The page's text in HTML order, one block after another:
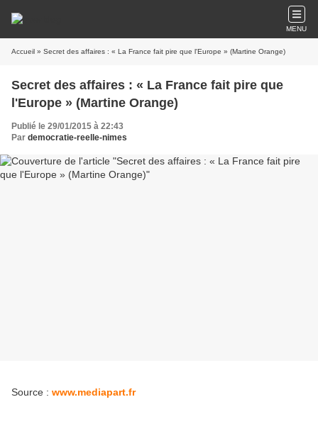
MENU
Accueil » Secret des affaires : « La France fait pire que l'Europe » (Martine Orange)
Secret des affaires : « La France fait pire que
l'Europe » (Martine Orange)
Publié le 29/01/2015 à 22:43
Par democratie-reelle-nimes
Source : www.mediapart.fr